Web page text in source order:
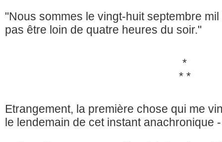
"Nous sommes le vingt-huit septembre
pas être loin de quatre heures du soir."
*
* *
Etrangement, la première chose qui me
le lendemain de cet instant anachronique